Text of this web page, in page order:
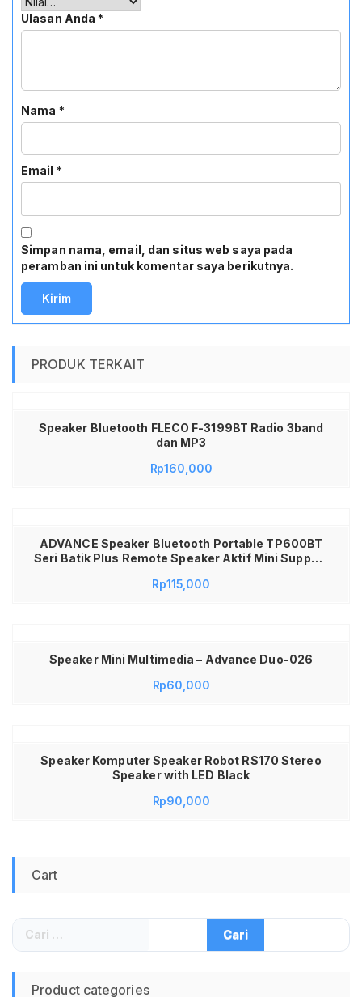
Ulasan Anda*
Nama *
Email *
Simpan nama, email, dan situs web saya pada
peramban ini untuk komentar saya berikutnya.
PRODUK TERKAIT
Speaker Bluetooth FLECO F-3199BT Radio 3band
dan MP3
Rp160,000
ADVANCE Speaker Bluetooth Portable TP600BT
Seri Batik Plus Remote Speaker Aktif Mini Support
Jernih Ngebass Alat Pemutar Musik Praktis
Rp115,000
Speaker Mini Multimedia – Advance Duo-026
Rp60,000
Speaker Komputer Speaker Robot RS170 Stereo
Speaker with LED Black
Rp90,000
Cart
Cari
untuk:
Product categories